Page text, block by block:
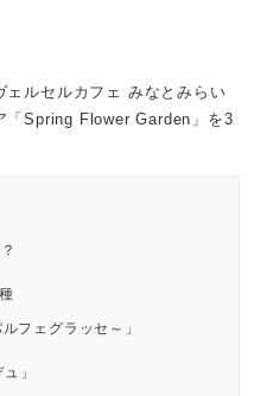
ェルセルカフェ みなとみらい
「Spring Flower Garden」を3
フェグラッセ～」
」